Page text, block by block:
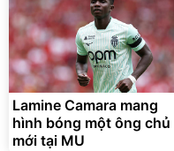
Lamine Camara mang
hình bóng một ông chủ
mới tại MU